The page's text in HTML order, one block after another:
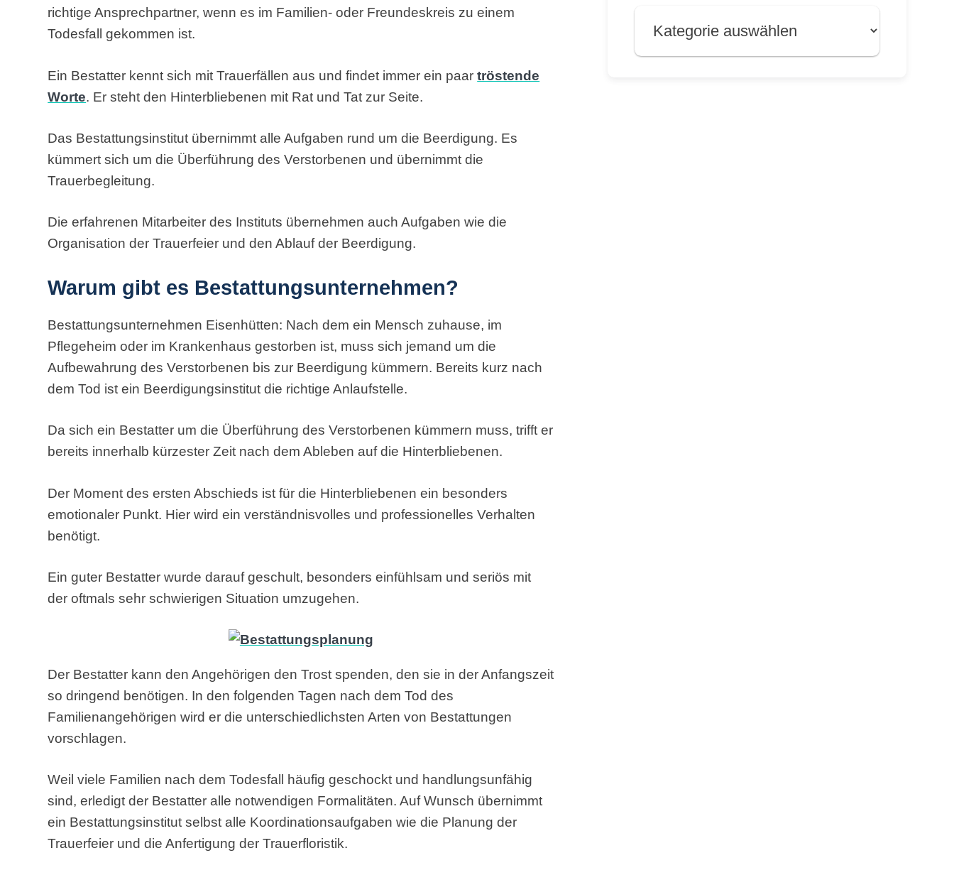
richtige Ansprechpartner, wenn es im Familien- oder Freundeskreis zu einem
Todesfall gekommen ist.
Ein Bestatter kennt sich mit Trauerfällen aus und findet immer ein paartröstende
Worte. Er steht den Hinterbliebenen mit Rat und Tat zur Seite.
Das Bestattungsinstitut übernimmt alle Aufgaben rund um die Beerdigung. Es
kümmert sich um die Überführung des Verstorbenen und übernimmt die
Trauerbegleitung.
Die erfahrenen Mitarbeiter des Instituts übernehmen auch Aufgaben wie die
Organisation der Trauerfeier und den Ablauf der Beerdigung.
Warum gibt es Bestattungsunternehmen?
Bestattungsunternehmen Eisenhütten: Nach dem ein Mensch zuhause, im
Pflegeheim oder im Krankenhaus gestorben ist, muss sich jemand um die
Aufbewahrung des Verstorbenen bis zur Beerdigung kümmern. Bereits kurz nach
dem Tod ist ein Beerdigungsinstitut die richtige Anlaufstelle.
Da sich ein Bestatter um die Überführung des Verstorbenen kümmern muss, trifft er
bereits innerhalb kürzester Zeit nach dem Ableben auf die Hinterbliebenen.
Der Moment des ersten Abschieds ist für die Hinterbliebenen ein besonders
emotionaler Punkt. Hier wird ein verständnisvolles und professionelles Verhalten
benötigt.
Ein guter Bestatter wurde darauf geschult, besonders einfühlsam und seriös mit
der oftmals sehr schwierigen Situation umzugehen.
Der Bestatter kann den Angehörigen den Trost spenden, den sie in der Anfangszeit
so dringend benötigen. In den folgenden Tagen nach dem Tod des
Familienangehörigen wird er die unterschiedlichsten Arten von Bestattungen
vorschlagen.
Weil viele Familien nach dem Todesfall häufig geschockt und handlungsunfähig
sind, erledigt der Bestatter alle notwendigen Formalitäten. Auf Wunsch übernimmt
ein Bestattungsinstitut selbst alle Koordinationsaufgaben wie die Planung der
Trauerfeier und die Anfertigung der Trauerfloristik.